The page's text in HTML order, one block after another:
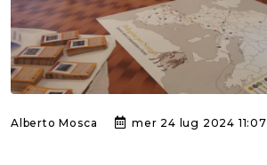
Alberto Mosca mer 24 lug 2024 11:07